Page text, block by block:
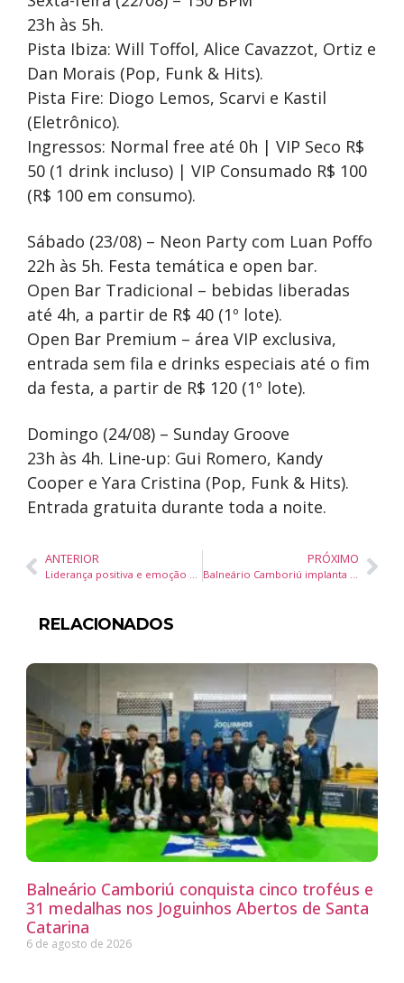
23h às 5h.
Pista Ibiza: Will Toffol, Alice Cavazzot, Ortiz e
Dan Morais (Pop, Funk & Hits).
Pista Fire: Diogo Lemos, Scarvi e Kastil
(Eletrônico).
Ingressos: Normal free até 0h | VIP Seco R$
50 (1 drink incluso) | VIP Consumado R$ 100
(R$ 100 em consumo).
Sábado (23/08) – Neon Party com Luan Poffo
22h às 5h. Festa temática e open bar.
Open Bar Tradicional – bebidas liberadas
até 4h, a partir de R$ 40 (1º lote).
Open Bar Premium – área VIP exclusiva,
entrada sem fila e drinks especiais até o fim
da festa, a partir de R$ 120 (1º lote).
Domingo (24/08) – Sunday Groove
23h às 4h. Line-up: Gui Romero, Kandy
Cooper e Yara Cristina (Pop, Funk & Hits).
Entrada gratuita durante toda a noite.
ANTERIOR
Liderança positiva e emoção no varejo são destaques de palestra em Brusque
PRÓXIMO
Balneário Camboriú implanta Regin 2.0 e libera viabilidade empresarial de forma imediata
RELACIONADOS
Balneário Camboriú conquista cinco troféus e
31 medalhas nos Joguinhos Abertos de Santa
Catarina
6 de agosto de 2026